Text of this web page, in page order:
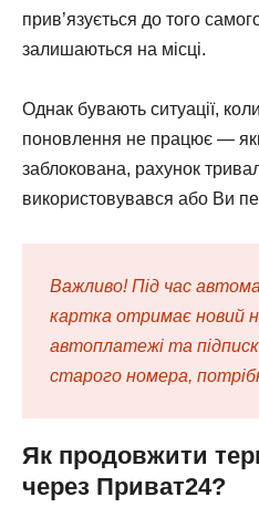
прив’язується до того
залишаються на місці.
Однак бувають ситуації,
поновлення не працює —
заблокована, рахунок
використовувався або Ви
Важливо! Під час
картка отримає новий
автоплатежі та
старого номера,
Як продовжити
через Приват24?